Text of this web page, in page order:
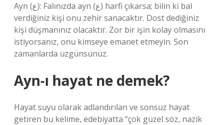
Ayn (ع): Falınızda ayn (ع) harfi çıkarsa; bilin ki bal
verdiğiniz kişi onu zehir sanacaktır. Dost dediğiniz
kişi düşmanınız olacaktır. Zor bir işin kolay olmasını
istiyorsanız, onu kimseye emanet etmeyin. Son
zamanlarda üzgünsünüz.
Ayn-ı hayat ne demek?
Hayat suyu olarak adlandırılan ve sonsuz hayat
getiren bu kelime, edebiyatta “çok güzel söz, nazik